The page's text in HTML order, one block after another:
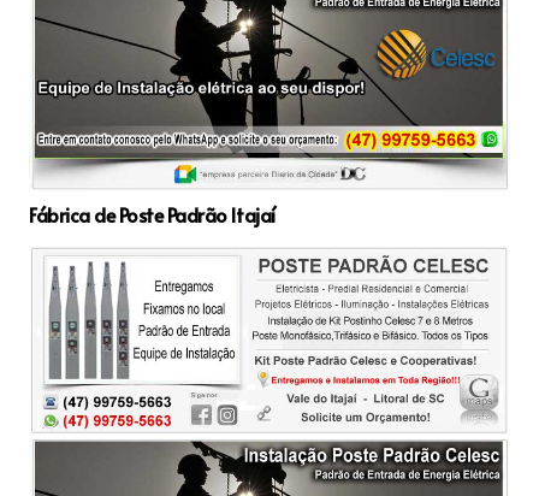
Fábrica de Poste Padrão Itajaí